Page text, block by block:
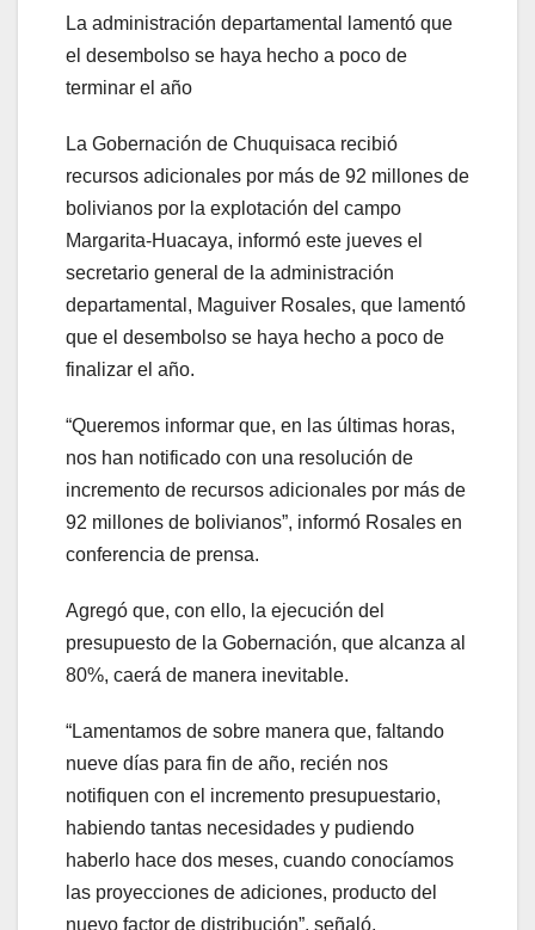
La administración departamental lamentó que
el desembolso se haya hecho a poco de
terminar el año
La Gobernación de Chuquisaca recibió
recursos adicionales por más de 92 millones de
bolivianos por la explotación del campo
Margarita-Huacaya, informó este jueves el
secretario general de la administración
departamental, Maguiver Rosales, que lamentó
que el desembolso se haya hecho a poco de
finalizar el año.
“Queremos informar que, en las últimas horas,
nos han notificado con una resolución de
incremento de recursos adicionales por más de
92 millones de bolivianos”, informó Rosales en
conferencia de prensa.
Agregó que, con ello, la ejecución del
presupuesto de la Gobernación, que alcanza al
80%, caerá de manera inevitable.
“Lamentamos de sobre manera que, faltando
nueve días para fin de año, recién nos
notifiquen con el incremento presupuestario,
habiendo tantas necesidades y pudiendo
haberlo hace dos meses, cuando conocíamos
las proyecciones de adiciones, producto del
nuevo factor de distribución”, señaló.